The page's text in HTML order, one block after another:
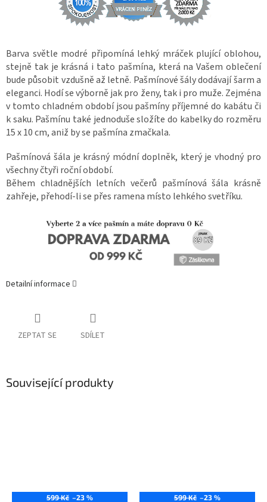
Barva světle modré připomíná lehký mráček plující oblohou,
stejně tak je krásná i tato pašmína, která na Vašem oblečení
bude působit vzdušně až letně. Pašmínové šály dodávají šarm a
eleganci. Hodí se výborně jak pro ženy, tak i pro muže. Zejména
v tomto chladném období jsou pašmíny příjemné do kabátu či
k saku. Pašmínu také jednoduše složíte do kabelky do rozměru
15 x 10 cm, aniž by se pašmína zmačkala.
Pašmínová šála je krásný módní doplněk, který je vhodný pro
všechny čtyři roční období.
Během chladnějších letních večerů pašmínová šála krásně
zahřeje, přehodí-li se přes ramena místo lehkého svetříku.
Detailní informace
ZEPTAT SE SDÍLET
Související produkty
599 Kč –23 % 599 Kč –23 %